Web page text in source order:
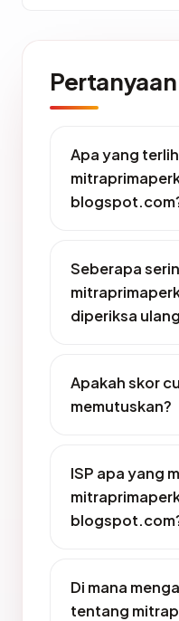
Apa yang
Seberapa
diperiksa
Apakah skor
memutuskan?
ISP apa yang
Di mana
tentang